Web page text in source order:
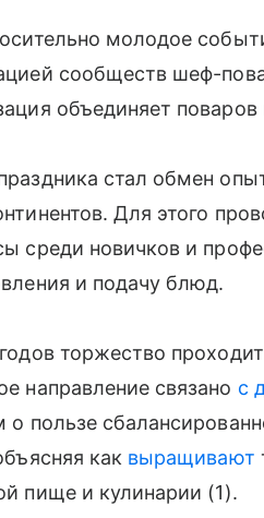
молодое
сообществ шеф-
объединяет
стал обмен
Для этого
среди новичков и
и подачу блюд.
торжество
направление связано с
о пользе
как выращивают
пище и кулинарии (1).